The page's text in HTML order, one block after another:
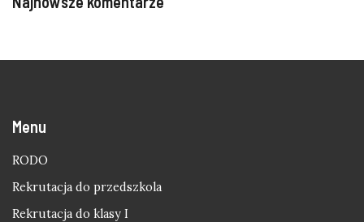
Menu
RODO
Rekrutacja do przedszkola
Rekrutacja do klasy I